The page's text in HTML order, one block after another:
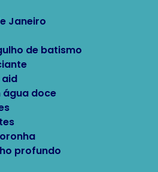
Janeiro
de batismo
aid
água doce
profundo